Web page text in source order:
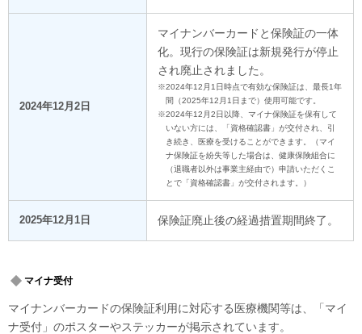
2024年12月2日
マイナンバーカードと保険証の一体
化。現行の保険証は新規発行が停止
され廃止されました。
※2024年12月1日時点で有効な保険証は、最長1年
間（2025年12月1日まで）使用可能です。
※2024年12月2日以降、マイナ保険証を保有して
いない方には、「資格確認書」が交付され、引
き続き、医療を受けることができます。（マイ
ナ保険証を紛失等した場合は、健康保険組合に
（退職者以外は事業主経由で）申請いただくこ
とで「資格確認書」が交付されます。）
2025年12月1日 保険証廃止後の経過措置期間終了。
マイナ受付
マイナンバーカードの保険証利用に対応する医療機関等は、「マイ
ナ受付」のポスターやステッカーが掲示されています。